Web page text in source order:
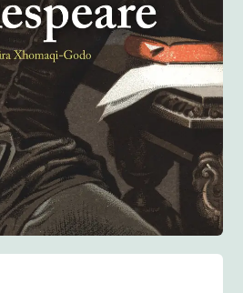
Evente
Blog